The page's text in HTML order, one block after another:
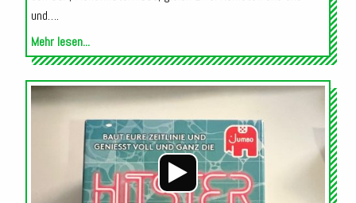
und….
Mehr lesen...
Audio-
Player